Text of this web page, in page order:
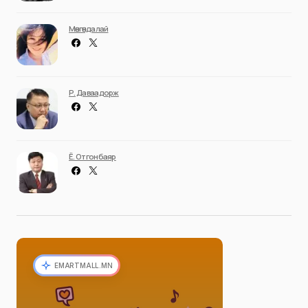
Мөнгөндалай
Р. Даваадорж
Ё. Отгонбаяр
EMARTMALL.MN